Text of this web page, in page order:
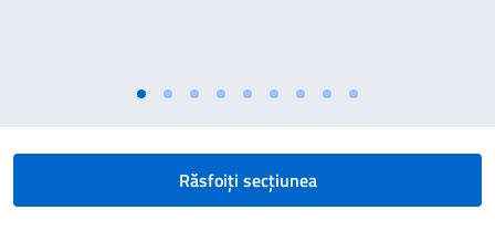
Răsfoiți secțiunea